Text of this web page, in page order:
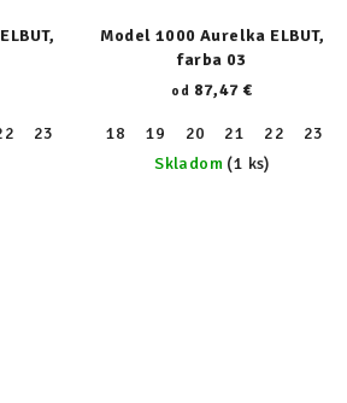
23 25 26 27 28 29
30
Model 1000 Aurelka ELBUT,
farba 03
od 87,47 €
18 19 20 21 22 23
Skladom (1 ks)